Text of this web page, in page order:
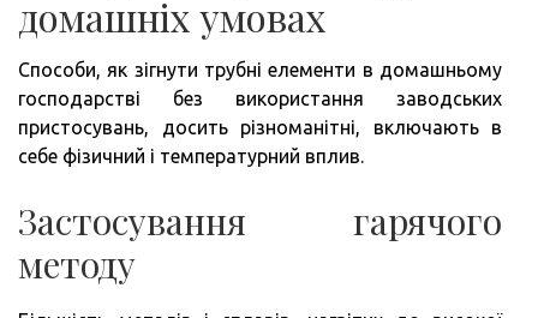
домашніх умовах
Способи, як зігнути трубні елементи в домашньому
господарстві без використання заводських
пристосувань, досить різноманітні, включають в
себе фізичний і температурний вплив.
Застосування гарячого
методу